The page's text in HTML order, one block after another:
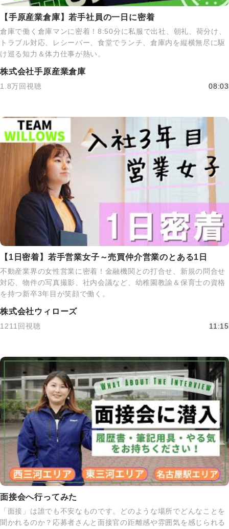
【手原産業倉庫】若手社員の一日に密着
倉庫で働く倉庫マンに密着！8:50分に私服で出社、朝礼、荷分け、
トラブル対応、レシーバー、食堂でランチ、倉庫内を縦横無尽に駆
け巡る知力＆体力仕事が熱い。
株式会社手原産業倉庫
1.8万回視聴 08:03
【1日密着】若手営業女子～売買仲介営業のとある1日
不動産業界の女性営業に密着！金融機関との打合せ、新規の問合せ
対応、物件の写真撮影、社内会議など、幼稚園教諭＆保育士の資格
を持つ新卒3年目が笑顔で働く。
株式会社ウィローズ
1211回視聴 11:15
面接会へ行ってみた
「面接」は誰でも不安なものです。どのような場所でどんなことを
聞かれるのか？応募者さんと面接官の距離感や雰囲気を感じられる